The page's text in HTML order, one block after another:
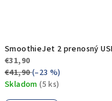
SmoothieJet 2 prenosný
€31,90
€41,90(–23 %)
Skladom(5 ks)